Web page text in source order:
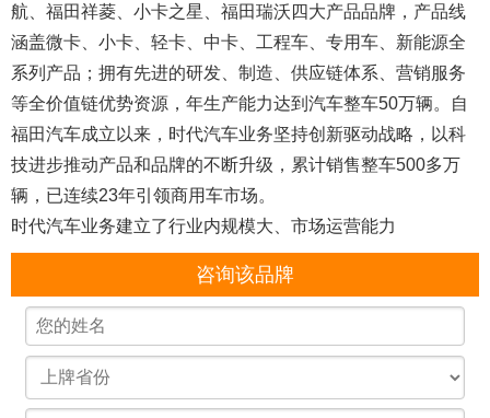
航、福田祥菱、小卡之星、福田瑞沃四大产品品牌，产品线
涵盖微卡、小卡、轻卡、中卡、工程车、专用车、新能源全
系列产品；拥有先进的研发、制造、供应链体系、营销服务
等全价值链优势资源，年生产能力达到汽车整车50万辆。自
福田汽车成立以来，时代汽车业务坚持创新驱动战略，以科
技进步推动产品和品牌的不断升级，累计销售整车500多万
辆，已连续23年引领商用车市场。
时代汽车业务建立了行业内规模大、市场运营能力
咨询该品牌